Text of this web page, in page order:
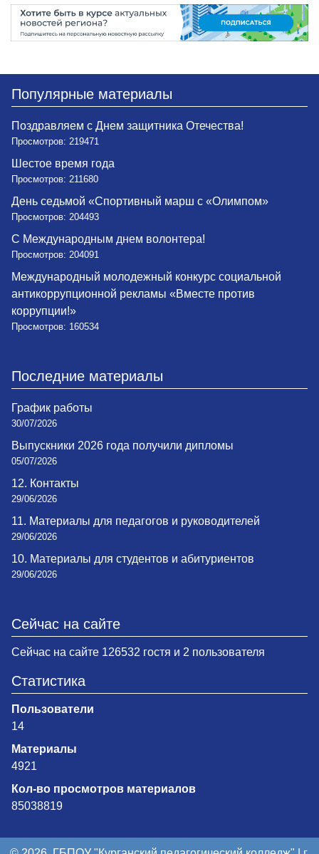
Популярные материалы
Поздравляем с Днем защитника Отечества!
Просмотров: 219471
Шестое время года
Просмотров: 211680
День седьмой «Спортивный марш с «Олимпом»
Просмотров: 204493
С Международным днем волонтера!
Просмотров: 204091
Международный молодежный конкурс социальной
антикоррупционной рекламы «Вместе против
коррупции!»
Просмотров: 160534
Последние материалы
График работы
30/07/2026
Выпускники 2026 года получили дипломы
05/07/2026
12. Контакты
29/06/2026
11. Материалы для педагогов и руководителей
29/06/2026
10. Материалы для студентов и абитуриентов
29/06/2026
Сейчас на сайте
Сейчас на сайте 126532 гостя и 2 пользователя
Статистика
Пользователи
14
Материалы
4921
Кол-во просмотров материалов
85038819